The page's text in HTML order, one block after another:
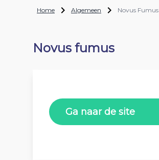
Home Algemeen Novus Fumus
Novus fumus
Ga naar de site